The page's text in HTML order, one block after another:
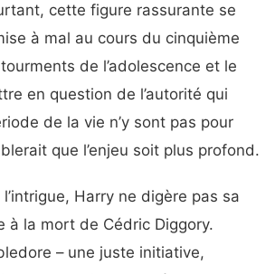
cette figure rassurante se
à mal au cours du cinquième
de l’adolescence et le
en question de l’autorité qui
de la vie n’y sont pas pour
que l’enjeu soit plus profond.
Harry ne digère pas sa
à la mort de Cédric Diggory.
– une juste initiative,